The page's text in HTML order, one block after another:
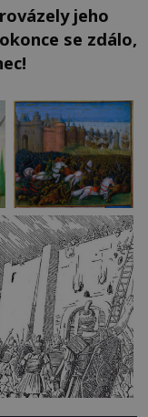
jeho
se zdálo,